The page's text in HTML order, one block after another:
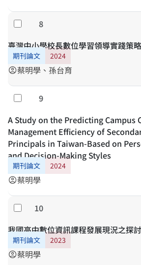
Select
8
臺灣中小學校長數位學習領導實踐策略
期刊論文 2024
account_circle蔡明學、孫台育
Select
9
A Study on the Predicting Campus
Management Efficiency of
Principals in Taiwan-Based on
and Decision-Making Styles
期刊論文 2024
account_circle蔡明學
Select10
我國高中數位資訊課程發展現況之探討
期刊論文 2023
account_circle蔡明學